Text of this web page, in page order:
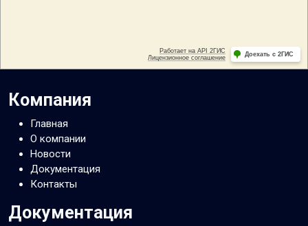
Компания
Главная
О компании
Новости
Документация
Контакты
Документация